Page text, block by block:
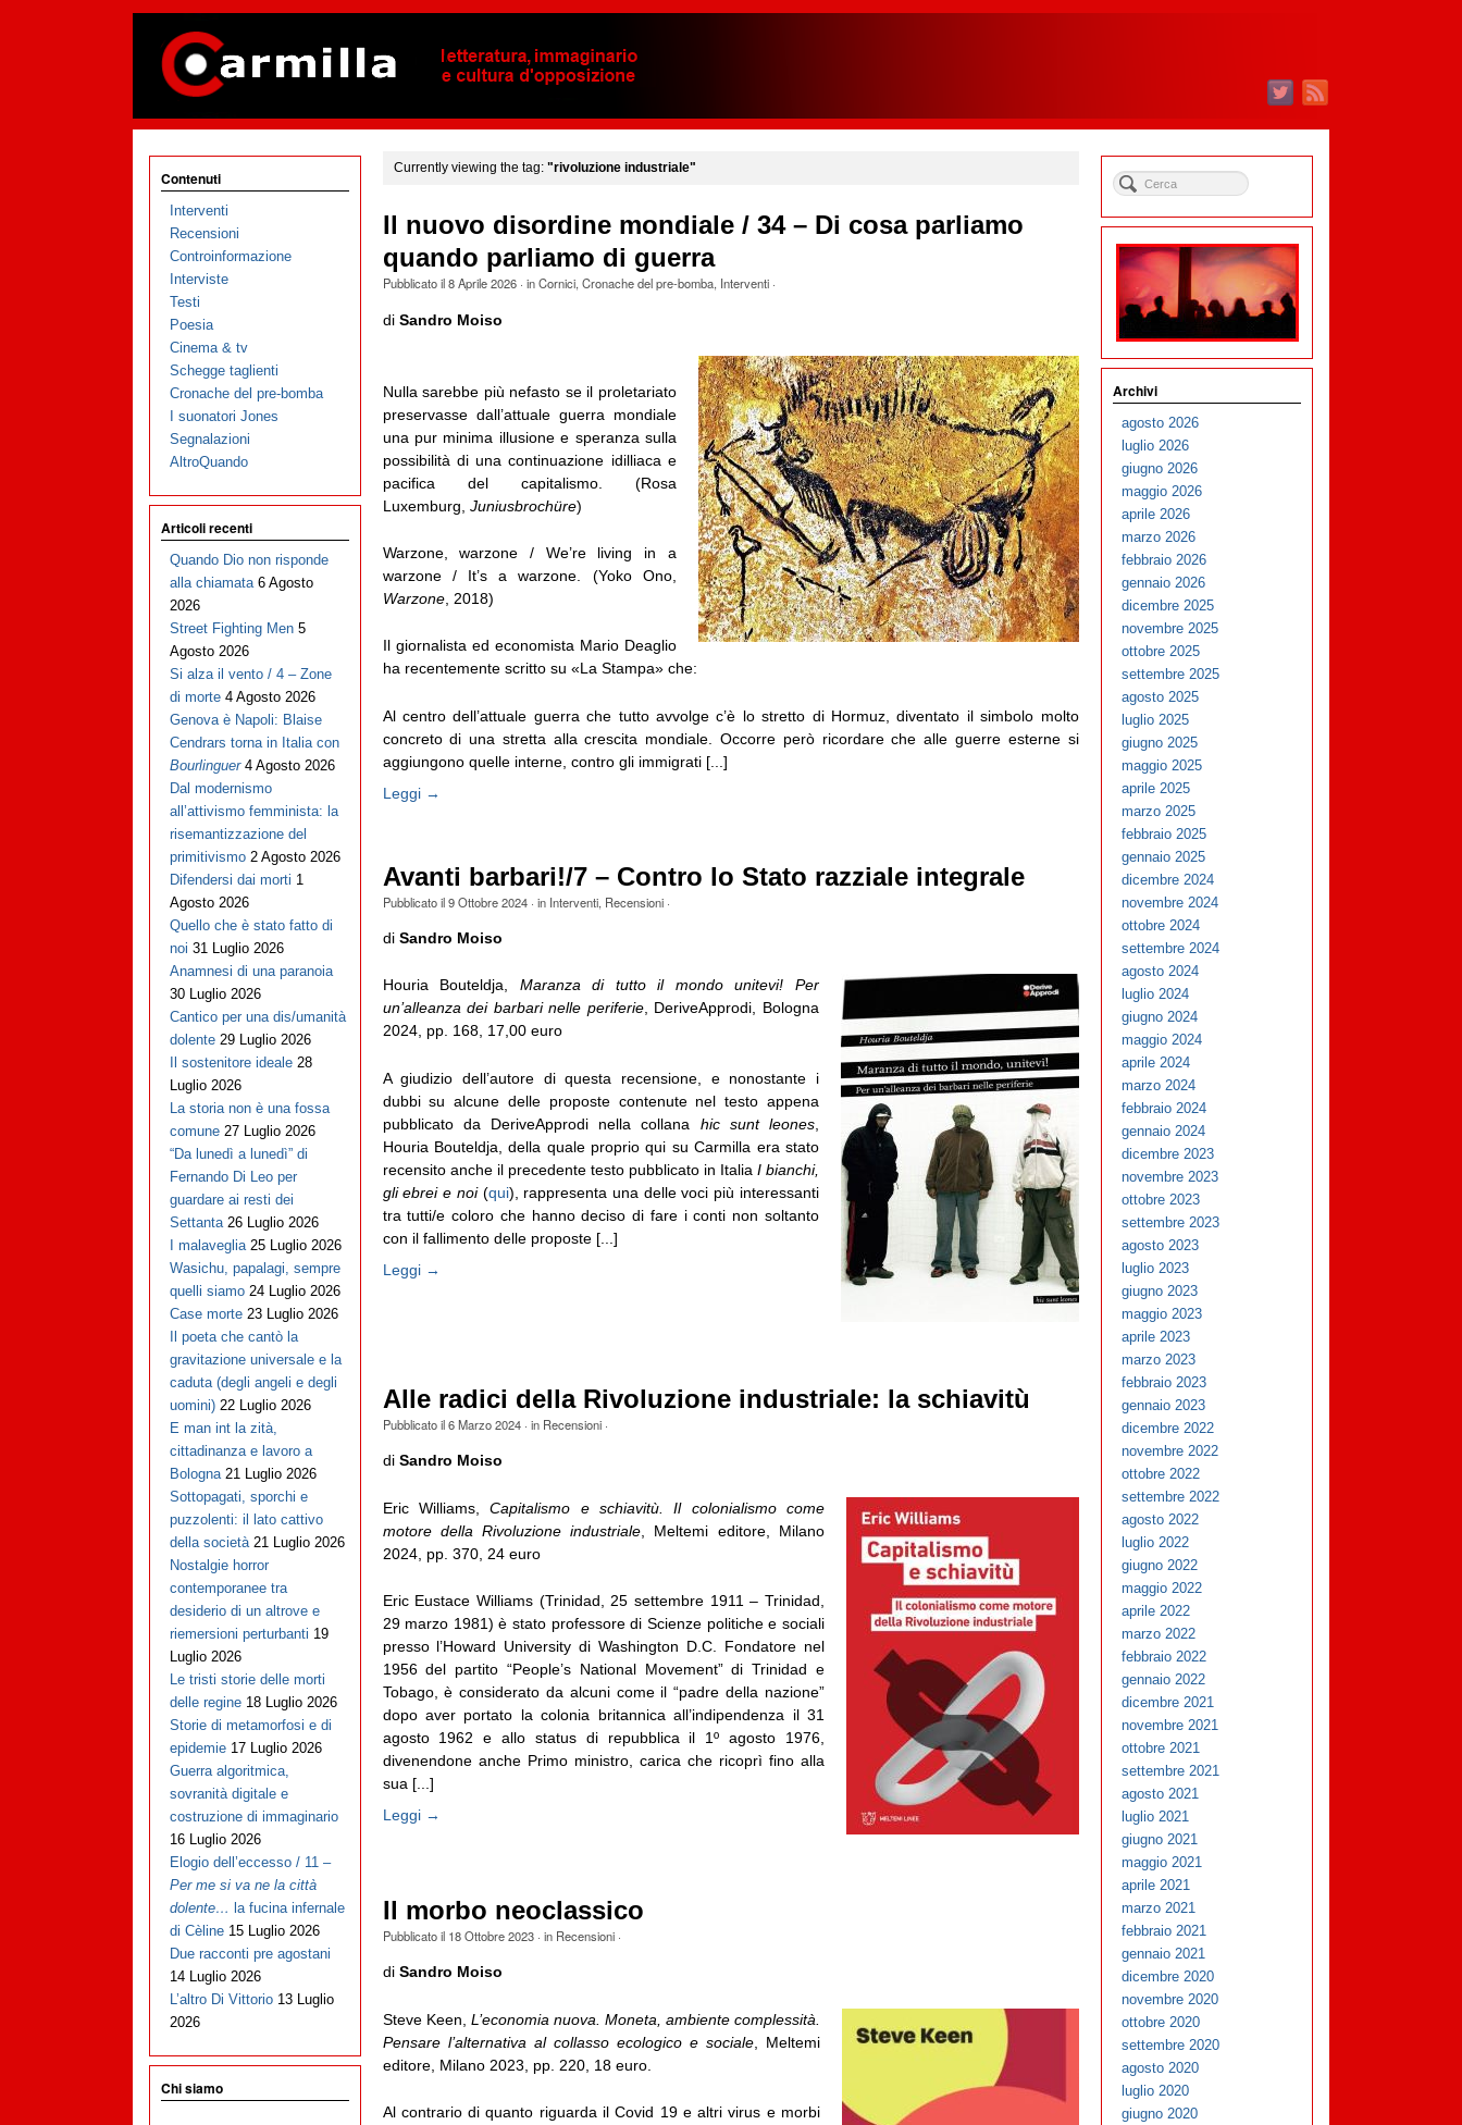
Currently viewing the tag: "rivoluzione industriale"
Il nuovo disordine mondiale / 34 – Di cosa parliamo
quando parliamo di guerra
Pubblicato il8 Aprile 2026· inCornici,Cronache del pre-bomba, Interventi·
di Sandro Moiso
Nulla sarebbe più nefasto se il proletariato
preservasse dall’attuale guerra mondiale
una pur minima illusione e speranza sulla
possibilità di una continuazione idilliaca e
pacifica del capitalismo. (Rosa
Luxemburg, Juniusbrochüre)
Warzone, warzone / We’re living in a
warzone / It’s a warzone. (Yoko Ono,
Warzone, 2018)
Il giornalista ed economista Mario Deaglio
ha recentemente scritto su «La Stampa» che:
Al centro dell’attuale guerra che tutto avvolge c’è lo stretto di Hormuz, diventato il simbolo molto
concreto di una stretta alla crescita mondiale. Occorre però ricordare che alle guerre esterne si
aggiungono quelle interne, contro gli immigrati [...]
Leggi →
Avanti barbari!/7 – Contro lo Stato razziale integrale
Pubblicato il9 Ottobre 2024· in Interventi, Recensioni·
di Sandro Moiso
Houria Bouteldja, Maranza di tutto il mondo unitevi! Per
un’alleanza dei barbari nelle periferie, DeriveApprodi, Bologna
2024, pp. 168, 17,00 euro
A giudizio dell’autore di questa recensione, e nonostante i
dubbi su alcune delle proposte contenute nel testo appena
pubblicato da DeriveApprodi nella collana hic sunt leones,
Houria Bouteldja, della quale proprio qui su Carmilla era stato
recensito anche il precedente testo pubblicato in Italia I bianchi,
gli ebrei e noi(qui), rappresenta una delle voci più interessanti
tra tutti/e coloro che hanno deciso di fare i conti non soltanto
con il fallimento delle proposte [...]
Leggi →
Alle radici della Rivoluzione industriale: la schiavitù
Pubblicato il6 Marzo 2024· in Recensioni·
di Sandro Moiso
Eric Williams,Capitalismo e schiavitù. Il colonialismo come
motore della Rivoluzione industriale , Meltemi editore, Milano
2024, pp. 370, 24 euro
Eric Eustace Williams (Trinidad, 25 settembre 1911 – Trinidad,
29 marzo 1981) è stato professore di Scienze politiche e sociali
presso l’Howard University di Washington D.C. Fondatore nel
1956 del partito “People’s National Movement” di Trinidad e
Tobago, è considerato da alcuni come il “padre della nazione”
dopo aver portato la colonia britannica all’indipendenza il 31
agosto 1962 e allo status di repubblica il 1º agosto 1976,
divenendone anche Primo ministro, carica che ricoprì fino alla
sua [...]
Leggi →
Il morbo neoclassico
Pubblicato il 18 Ottobre 2023· in Recensioni·
di Sandro Moiso
Steve Keen, L’economia nuova. Moneta, ambiente complessità.
Pensare l’alternativa al collasso ecologico e sociale, Meltemi
editore, Milano 2023, pp. 220, 18 euro.
Al contrario di quanto riguarda il Covid 19 e altri virus e morbi
Contenuti
Interventi
Recensioni
Controinformazione
Interviste
Testi
Poesia
Cinema & tv
Schegge taglienti
Cronache del pre-bomba
I suonatori Jones
Segnalazioni
AltroQuando
Articoli recenti
Quando Dio non risponde
alla chiamata 6 Agosto
2026
Street Fighting Men 5
Agosto 2026
Si alza il vento / 4 – Zone
di morte 4 Agosto 2026
Genova è Napoli: Blaise
Cendrars torna in Italia con
Bourlinguer 4 Agosto 2026
Dal modernismo
all’attivismo femminista: la
risemantizzazione del
primitivismo 2 Agosto 2026
Difendersi dai morti 1
Agosto 2026
Quello che è stato fatto di
noi 31 Luglio 2026
Anamnesi di una paranoia
30 Luglio 2026
Cantico per una dis/umanità
dolente 29 Luglio 2026
Il sostenitore ideale 28
Luglio 2026
La storia non è una fossa
comune 27 Luglio 2026
“Da lunedì a lunedì” di
Fernando Di Leo per
guardare ai resti dei
Settanta 26 Luglio 2026
I malaveglia 25 Luglio 2026
Wasichu, papalagi, sempre
quelli siamo 24 Luglio 2026
Case morte 23 Luglio 2026
Il poeta che cantò la
gravitazione universale e la
caduta (degli angeli e degli
uomini) 22 Luglio 2026
E man int la zità,
cittadinanza e lavoro a
Bologna 21 Luglio 2026
Sottopagati, sporchi e
puzzolenti: il lato cattivo
della società 21 Luglio 2026
Nostalgie horror
contemporanee tra
desiderio di un altrove e
riemersioni perturbanti 19
Luglio 2026
Le tristi storie delle morti
delle regine 18 Luglio 2026
Storie di metamorfosi e di
epidemie 17 Luglio 2026
Guerra algoritmica,
sovranità digitale e
costruzione di immaginario
16 Luglio 2026
Elogio dell’eccesso / 11 –
Per me si va ne la città
dolente… la fucina infernale
di Cèline 15 Luglio 2026
Due racconti pre agostani
14 Luglio 2026
L’altro Di Vittorio 13 Luglio
2026
Chi siamo
Archivi
agosto 2026
luglio 2026
giugno 2026
maggio 2026
aprile 2026
marzo 2026
febbraio 2026
gennaio 2026
dicembre 2025
novembre 2025
ottobre 2025
settembre 2025
agosto 2025
luglio 2025
giugno 2025
maggio 2025
aprile 2025
marzo 2025
febbraio 2025
gennaio 2025
dicembre 2024
novembre 2024
ottobre 2024
settembre 2024
agosto 2024
luglio 2024
giugno 2024
maggio 2024
aprile 2024
marzo 2024
febbraio 2024
gennaio 2024
dicembre 2023
novembre 2023
ottobre 2023
settembre 2023
agosto 2023
luglio 2023
giugno 2023
maggio 2023
aprile 2023
marzo 2023
febbraio 2023
gennaio 2023
dicembre 2022
novembre 2022
ottobre 2022
settembre 2022
agosto 2022
luglio 2022
giugno 2022
maggio 2022
aprile 2022
marzo 2022
febbraio 2022
gennaio 2022
dicembre 2021
novembre 2021
ottobre 2021
settembre 2021
agosto 2021
luglio 2021
giugno 2021
maggio 2021
aprile 2021
marzo 2021
febbraio 2021
gennaio 2021
dicembre 2020
novembre 2020
ottobre 2020
settembre 2020
agosto 2020
luglio 2020
giugno 2020